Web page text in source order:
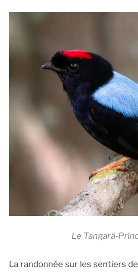
Le Tangará-
La randonnée sur les sentiers